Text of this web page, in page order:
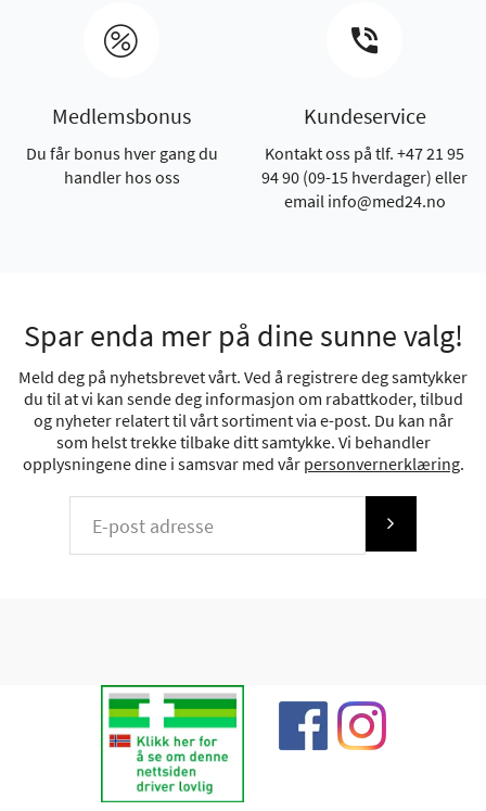
Medlemsbonus
Du får bonus hver gang du
handler hos oss
Kundeservice
Kontakt oss på tlf. +47 21 95
94 90 (09-15 hverdager) eller
email info@med24.no
Spar enda mer på dine sunne valg!
Meld deg på nyhetsbrevet vårt. Ved å registrere deg samtykker
du til at vi kan sende deg informasjon om rabattkoder, tilbud
og nyheter relatert til vårt sortiment via e-post. Du kan når
som helst trekke tilbake ditt samtykke. Vi behandler
opplysningene dine i samsvar med vår personvernerklæring.